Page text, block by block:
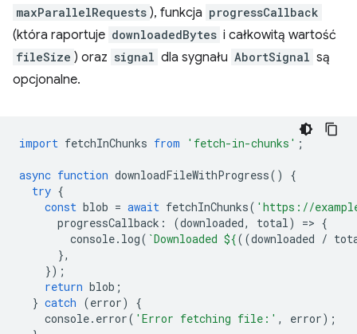
maxParallelRequests ), funkcja progressCallback
(która raportuje downloadedBytes i całkowitą wartość
fileSize ) oraz signal dla sygnału AbortSignal są
opcjonalne.
import fetchInChunks from 'fetch-in-chunks' ;
async function downloadFileWithProgress()
{
try {
const blob = await fetchInChunks( 'https://
progressCallback : (downloaded, total) => {
console. log( `Downloaded ${((downloaded /
},
});
return blob ;
} catch (error)
{
console. error( 'Error fetching file:' , error);